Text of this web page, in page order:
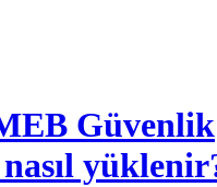
Güvenlik